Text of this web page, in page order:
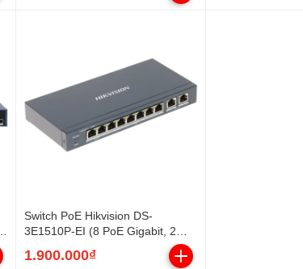
Switch PoE Hikvision DS-
3E1510P-EI (8 PoE Gigabit, 2
1.900.000₫